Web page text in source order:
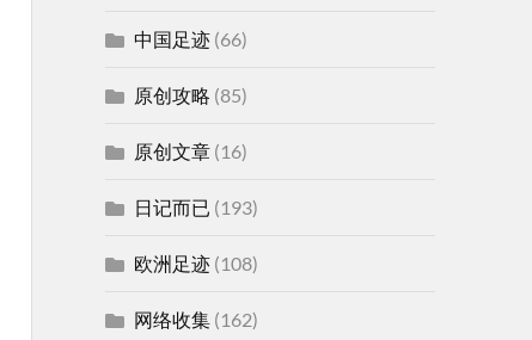
中国足迹(66)
原创攻略 (85)
原创文章(16)
日记而已 (193)
欧洲足迹(108)
网络收集(162)